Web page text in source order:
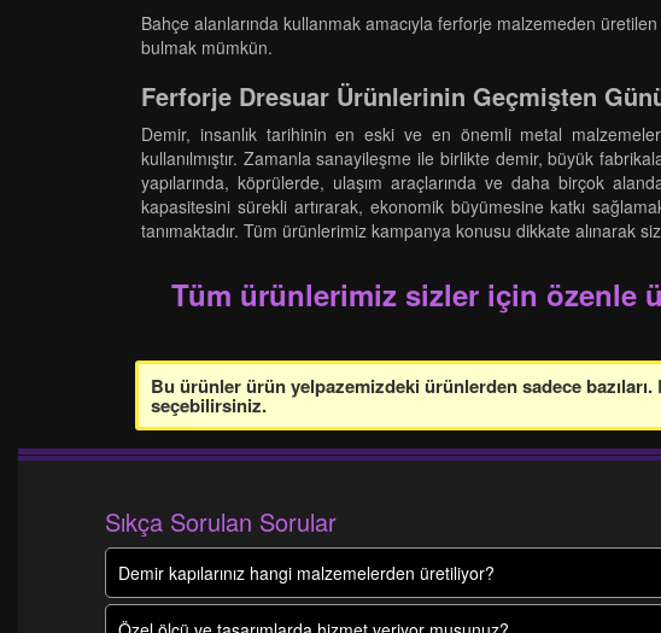
Bahçe alanlarında kullanmak amacıyla ferforje malzemeden
bulmak mümkün.
Ferforje Dresuar Ürünlerinin Geçmişten
Demir, insanlık tarihinin en eski ve en önemli metal
kullanılmıştır. Zamanla sanayileşme ile birlikte demir, büyük
yapılarında, köprülerde, ulaşım araçlarında ve daha birçok
kapasitesini sürekli artırarak, ekonomik büyümesine katkı
tanımaktadır. Tüm ürünlerimiz kampanya konusu dikkate alınarak
Tüm ürünlerimiz sizler için özenle
Bu ürünler ürün yelpazemizdeki ürünlerden sadece
seçebilirsiniz.
Sıkça Sorulan Sorular
Demir kapılarınız hangi malzemelerden üretiliyor?